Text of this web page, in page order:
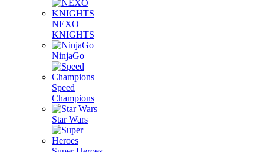
NEXO
KNIGHTS
NinjaGo
Speed
Champions
Star Wars